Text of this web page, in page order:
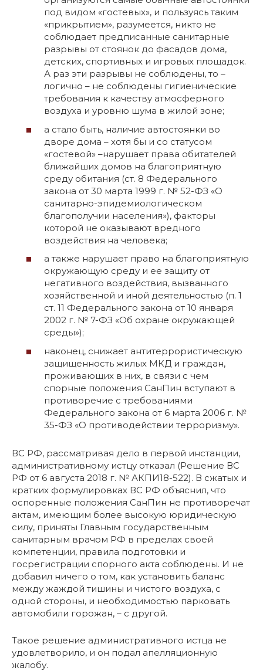
под видом «гостевых», и пользуясь таким
«прикрытием», разумеется, никто не
соблюдает предписанные санитарные
разрывы от стоянок до фасадов дома,
детских, спортивных и игровых площадок.
А раз эти разрывы не соблюдены, то –
логично – не соблюдены гигиенические
требования к качеству атмосферного
воздуха и уровню шума в жилой зоне;
а стало быть, наличие автостоянки во
дворе дома – хотя бы и со статусом
«гостевой» –нарушает права обитателей
ближайших домов на благоприятную
среду обитания (ст. 8 Федерального
закона от 30 марта 1999 г. № 52-ФЗ «О
санитарно-эпидемиологическом
благополучии населения»), факторы
которой не оказывают вредного
воздействия на человека;
а также нарушает право на благоприятную
окружающую среду и ее защиту от
негативного воздействия, вызванного
хозяйственной и иной деятельностью (п. 1
ст. 11 Федерального закона от 10 января
2002 г. № 7-ФЗ «Об охране окружающей
среды»);
наконец, снижает антитеррористическую
защищенность жилых МКД и граждан,
проживающих в них, в связи с чем
спорные положения СанПин вступают в
противоречие с требованиями
Федерального закона от 6 марта 2006 г. №
35-ФЗ «О противодействии терроризму».
ВС РФ, рассматривая дело в первой инстанции,
административному истцу отказал (Решение ВС
РФ от 6 августа 2018 г. № АКПИ18-522). В сжатых и
кратких формулировках ВС РФ объяснил, что
оспоренные положения СанПин не противоречат
актам, имеющим более высокую юридическую
силу, приняты Главным государственным
санитарным врачом РФ в пределах своей
компетенции, правила подготовки и
госрегистрации спорного акта соблюдены. И не
добавил ничего о том, как установить баланс
между жаждой тишины и чистого воздуха, с
одной стороны, и необходимостью парковать
автомобили горожан, – с другой.
Такое решение административного истца не
удовлетворило, и он подал апелляционную
жалобу.